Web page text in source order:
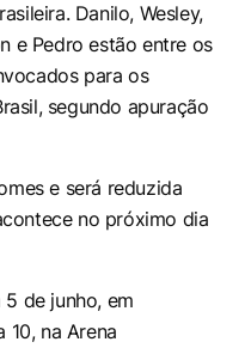
Danilo, Wesley,
e Pedro estão entre os
para os
segundo apuração
e será reduzida
no próximo dia
5 de junho, em
10, na Arena